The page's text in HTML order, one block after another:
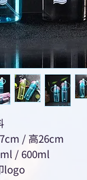
/ 高26cm
/ 600ml
logo